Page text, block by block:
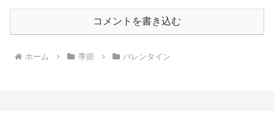
コメントを書き込む
ホーム 季節 バレンタイン